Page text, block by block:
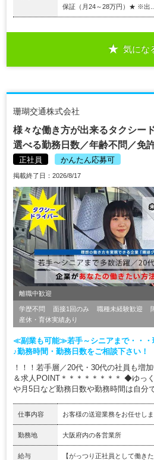
保証（月24～28万円）★ ※出...
気にな
珊瑚交通株式会社
様々な働き方が出来るタクシー
選べる勤務日数／年齢不問／免
正社員 かんたん応募可
掲載終了日：2026/8/17
離職中歓迎
学歴不問 面接1回のみ 職種未経験歓迎
産休・育休実績あり
≪副業も可能≫若手～シニアまで・・・
♪勤務時間・勤務日数をご相談下さい！
！！！若手層／20代・30代の社員も増
＆求人POINT＊＊＊＊＊＊＊＊ ◆ゆっ
や月5日など勤務日数や勤務時間は自分
仕事内容 お客様の送迎業務をお任せし
勤務地 大阪府内の各営業所
給与
【がっつり正社員として働き